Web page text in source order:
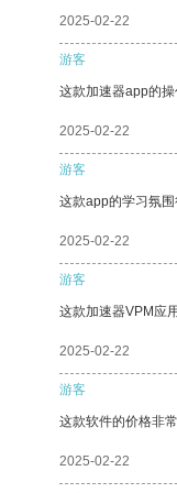
2025-02-22
游客
这款加速器app的操
2025-02-22
游客
这款app的学习氛
2025-02-22
游客
这款加速器VPM应
2025-02-22
游客
这款软件的价格非
2025-02-22